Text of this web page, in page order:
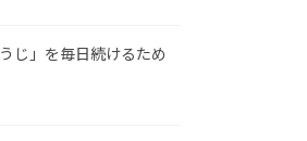
じ」を毎日続けるため